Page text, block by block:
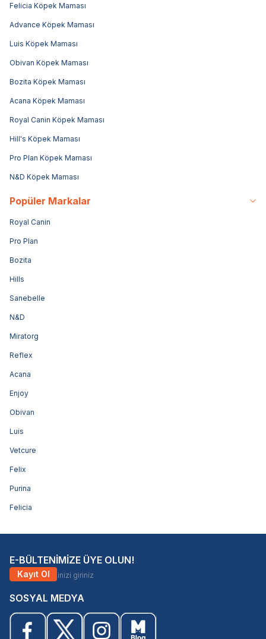
Felicia Köpek Maması
Advance Köpek Maması
Luis Köpek Maması
Obivan Köpek Maması
Bozita Köpek Maması
Acana Köpek Maması
Royal Canin Köpek Maması
Hill's Köpek Maması
Pro Plan Köpek Maması
N&D Köpek Maması
Popüler Markalar
Royal Canin
Pro Plan
Bozita
Hills
Sanebelle
N&D
Miratorg
Reflex
Acana
Enjoy
Obivan
Luis
Vetcure
Felix
Purina
Felicia
E-BÜLTENİMİZE ÜYE OLUN!
Kayıt Ol
SOSYAL MEDYA